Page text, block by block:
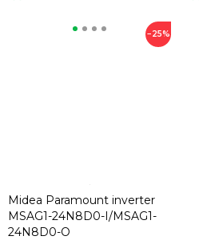
−25%
Midea Paramount inverter
MSAG1-24N8D0-I/MSAG1-
24N8D0-O